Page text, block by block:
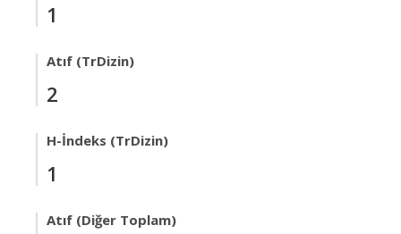
1
Atıf (TrDizin)
2
H-İndeks (TrDizin)
1
Atıf (Diğer Toplam)